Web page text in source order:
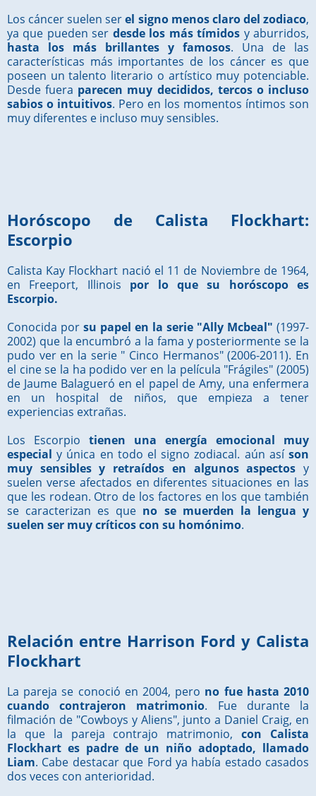
Los cáncer suelen serel signo menos claro del zodiaco,
ya que pueden ser desde los más tímidos y aburridos,
hasta los más brillantes y famosos. Una de las
características más importantes de los cáncer es que
poseen un talento literario o artístico muy potenciable.
Desde fuera parecen muy decididos, tercos o incluso
sabios o intuitivos. Pero en los momentos íntimos son
muy diferentes e incluso muy sensibles.
Horóscopo de Calista Flockhart:
Escorpio
Calista Kay Flockhart nació el 11 de Noviembre de 1964,
en Freeport, Illinois por lo que su horóscopo es
Escorpio.
Conocida por su papel en la serie "Ally Mcbeal" (1997-
2002) que la encumbró a la fama y posteriormente se la
pudo ver en la serie " Cinco Hermanos" (2006-2011). En
el cine se la ha podido ver en la película "Frágiles" (2005)
de Jaume Balagueró en el papel de Amy, una enfermera
en un hospital de niños, que empieza a tener
experiencias extrañas.
Los Escorpio tienen una energía emocional muy
especial y única en todo el signo zodiacal. aún así son
muy sensibles y retraídos en algunos aspectos y
suelen verse afectados en diferentes situaciones en las
que les rodean. Otro de los factores en los que también
se caracterizan es que no se muerden la lengua y
suelen ser muy críticos con su homónimo.
Relación entre Harrison Ford y Calista
Flockhart
La pareja se conoció en 2004, pero no fue hasta 2010
cuando contrajeron matrimonio. Fue durante la
filmación de "Cowboys y Aliens", junto a Daniel Craig, en
la que la pareja contrajo matrimonio,con Calista
Flockhart es padre de un niño adoptado, llamado
Liam. Cabe destacar que Ford ya había estado casados
dos veces con anterioridad.